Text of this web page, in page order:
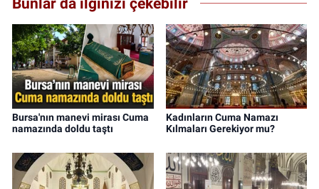
Bursa'nın manevi mirası Cuma
namazında doldu taştı
Kadınların Cuma Namazı
Kılmaları Gerekiyor mu?